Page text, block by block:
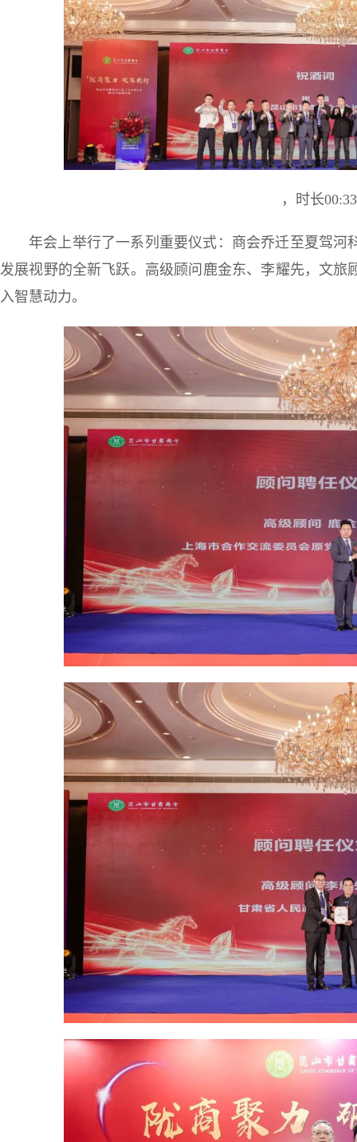
，时长00:33
年会上举行了一系列重要仪式：商会乔迁至夏驾
发展视野的全新飞跃。高级顾问鹿金东、李耀先，文
入智慧动力。